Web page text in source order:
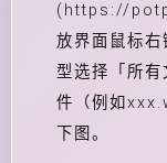
(https://
放界面鼠标
型选择「所
件（例如
下图。